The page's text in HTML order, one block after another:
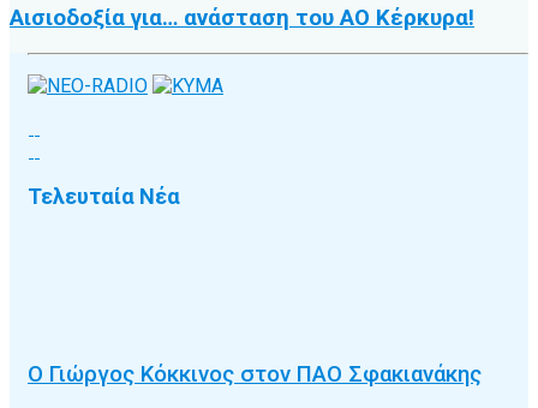
Αισιοδοξία για… ανάσταση του ΑΟ Κέρκυρα!
Τελευταία Νέα
Ο Γιώργος Κόκκινος στον ΠΑΟ Σφακιανάκης